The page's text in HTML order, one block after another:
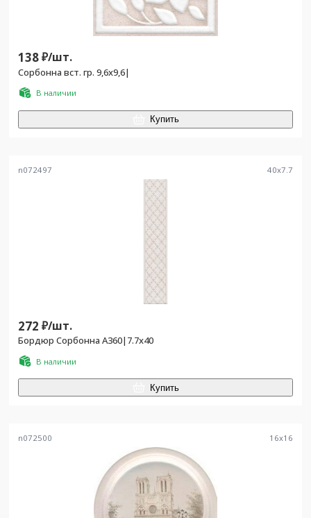
138₽/шт.
Сорбонна вст. гр. 9,6х9,6|
В наличии
Купить
n072497 40x7.7
272 ₽/шт.
Бордюр Сорбонна A360|7.7x40
В наличии
Купить
n072500 16x16